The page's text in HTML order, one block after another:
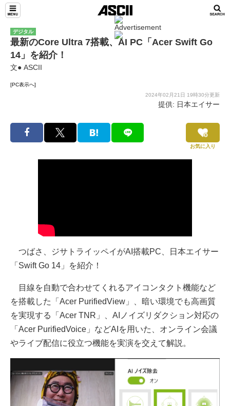
デジタル
最新のCore Ultra 7搭載、AI PC「Acer Swift Go
14」を紹介！
文● ASCII
[PC表示へ]
2024年02月21日 19時30分更新
提供: 日本エイサー
お気に入り
つばさ、ジサトライッペイがAI搭載PC、日本エイサー
「Swift Go 14」を紹介！
目線を自動で合わせてくれるアイコンタクト機能など
を搭載した「Acer PurifiedView」、暗い環境でも高画質
を実現する「Acer TNR」、AIノイズリダクション対応の
「Acer PurifiedVoice」などAIを用いた、オンライン会議
やライブ配信に役立つ機能を実演を交えて解説。